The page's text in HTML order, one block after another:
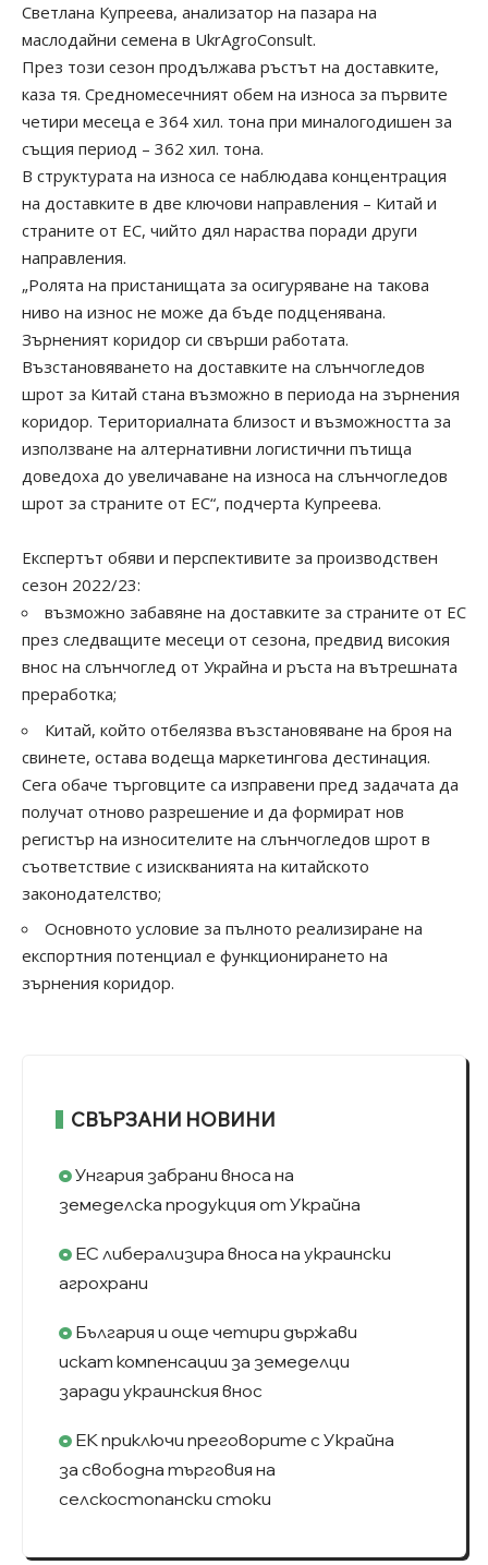
Светлана Купреева, анализатор на пазара на
маслодайни семена в UkrAgroConsult.
През този сезон продължава ръстът на доставките,
каза тя. Средномесечният обем на износа за първите
четири месеца е 364 хил. тона при миналогодишен за
същия период – 362 хил. тона.
В структурата на износа се наблюдава концентрация
на доставките в две ключови направления – Китай и
страните от ЕС, чийто дял нараства поради други
направления.
„Ролята на пристанищата за осигуряване на такова
ниво на износ не може да бъде подценявана.
Зърненият коридор си свърши работата.
Възстановяването на доставките на слънчогледов
шрот за Китай стана възможно в периода на зърнения
коридор. Териториалната близост и възможността за
използване на алтернативни логистични пътища
доведоха до увеличаване на износа на слънчогледов
шрот за страните от ЕС“, подчерта Купреева.
Експертът обяви и перспективите за производствен
сезон 2022/23:
възможно забавяне на доставките за страните от ЕС
през следващите месеци от сезона, предвид високия
внос на слънчоглед от Украйна и ръста на вътрешната
преработка;
Китай, който отбелязва възстановяване на броя на
свинете, остава водеща маркетингова дестинация.
Сега обаче търговците са изправени пред задачата да
получат отново разрешение и да формират нов
регистър на износителите на слънчогледов шрот в
съответствие с изискванията на китайското
законодателство;
Основното условие за пълното реализиране на
експортния потенциал е функционирането на
зърнения коридор.
СВЪРЗАНИ НОВИНИ
Унгария забрани вноса на
земеделска продукция от Украйна
ЕС либерализира вноса на украински
агрохрани
България и още четири държави
искат компенсации за земеделци
заради украинския внос
ЕК приключи преговорите с Украйна
за свободна търговия на
селскостопански стоки